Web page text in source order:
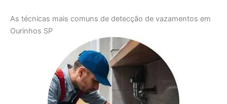
As técnicas mais comuns de detecção de vazamentos em
Ourinhos SP